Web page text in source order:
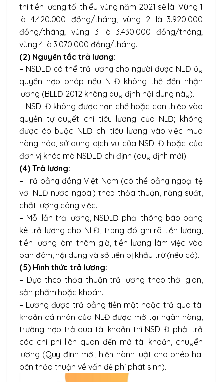
thì tiền lương tối thiểu vùng năm 2021 sẽ là: Vùng 1
là 4.420.000 đồng/tháng; vùng 2 là 3.920.000
đồng/tháng; vùng 3 là 3.430.000 đồng/tháng;
vùng 4 là 3.070.000 đồng/tháng.
(2) Nguyên tắc trả lương:
– NSDLĐ có thể trả lương cho người được NLĐ ủy
quyền hợp pháp nếu NLĐ không thể đến nhận
lương (BLLĐ 2012 không quy định nội dung này).
– NSDLĐ không được hạn chế hoặc can thiệp vào
quyền tự quyết chi tiêu lương của NLĐ; không
được ép buộc NLĐ chi tiêu lương vào việc mua
hàng hóa, sử dụng dịch vụ của NSDLĐ hoặc của
đơn vị khác mà NSDLĐ chỉ định (quy định mới).
(4) Trả lương:
– Trả bằng đồng Việt Nam (có thể bằng ngoại tệ
với NLĐ nước ngoài) theo thỏa thuận, năng suất,
chất lượng công việc.
– Mỗi lần trả lương, NSDLĐ phải thông báo bảng
kê trả lương cho NLĐ, trong đó ghi rõ tiền lương,
tiền lương làm thêm giờ, tiền lương làm việc vào
ban đêm, nội dung và số tiền bị khấu trừ (nếu có).
(5) Hình thức trả lương:
– Dựa theo thỏa thuận trả lương theo thời gian,
sản phẩm hoặc khoán.
– Lương được trả bằng tiền mặt hoặc trả qua tài
khoản cá nhân của NLĐ được mở tại ngân hàng,
trường hợp trả qua tài khoản thì NSDLĐ phải trả
các chi phí liên quan đến mở tài khoản, chuyển
lương (Quy định mới, hiện hành luật cho phép hai
bên thỏa thuận về vấn đề phí phát sinh).